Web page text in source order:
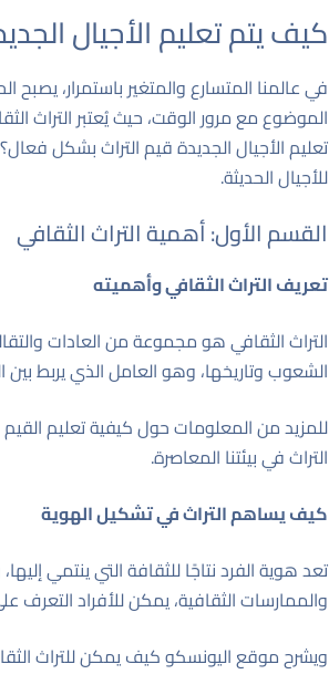
كيف يتم تعليم الأجيال
في عالمنا المتسارع والمتغير باستمرار، يصبح
الموضوع مع مرور الوقت، حيث يُعتبر التراث
تعليم الأجيال الجديدة قيم التراث بشكل
للأجيال الحديثة.
القسم الأول: أهمية التراث الثقافي
تعريف التراث الثقافي وأهميته
التراث الثقافي هو مجموعة من العادات
الشعوب وتاريخها، وهو العامل الذي يربط
للمزيد من المعلومات حول كيفية تعليم القيم
التراث في بيئتنا المعاصرة.
كيف يساهم التراث في تشكيل الهوية
تعد هوية الفرد نتاجًا للثقافة التي ينتمي
والممارسات الثقافية، يمكن للأفراد
ويشرح موقعاليونسكوكيف يمكن للتراث